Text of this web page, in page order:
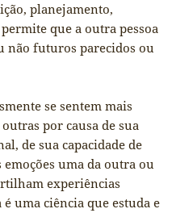
planejamento,
que a outra pessoa
não futuros parecidos ou
se sentem mais
por causa de sua
de sua capacidade de
uma da outra ou
experiências
uma ciência que estuda e